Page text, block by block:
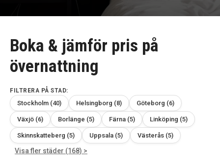
Boka & jämför pris på
övernattning
FILTRERA PÅ STAD:
Stockholm (40) Helsingborg (8) Göteborg (6)
Växjö (6) Borlänge (5) Färna (5) Linköping (5)
Skinnskatteberg (5) Uppsala (5) Västerås (5)
Visa fler städer (168) >